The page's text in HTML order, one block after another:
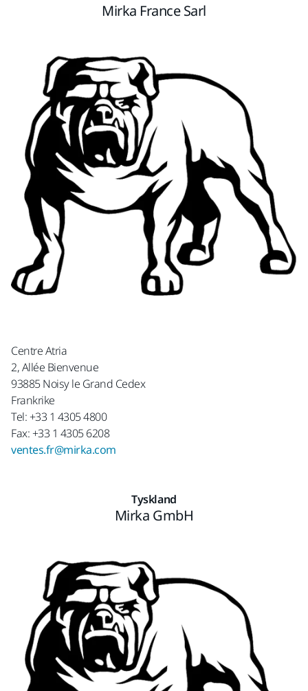
Mirka France Sarl
Centre Atria
2, Allée Bienvenue
93885 Noisy le Grand Cedex
Frankrike
Tel: +33 1 4305 4800
Fax: +33 1 4305 6208
ventes.fr@mirka.com
Tyskland
Mirka GmbH